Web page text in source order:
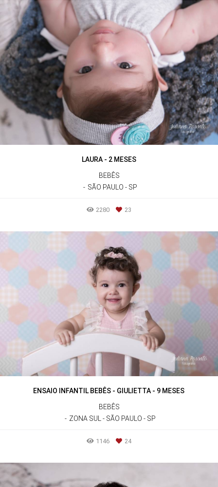
LAURA - 2 MESES
BEBÊS
SÃO PAULO - SP
2280 23
ENSAIO INFANTIL BEBÊS - GIULIETTA - 9 MESES
BEBÊS
ZONA SUL - SÃO PAULO - SP
1146 24